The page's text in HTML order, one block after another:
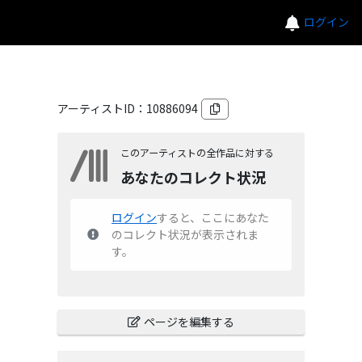
ログイン
アーティストID： 10886094
このアーティストの全作品に対する
あなたのコレクト状況
ログインすると、ここにあなた
のコレクト状況が表示されま
す。
ページを編集する